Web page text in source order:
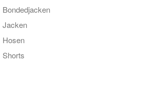
Bondedjacken
Jacken
Hosen
Shorts